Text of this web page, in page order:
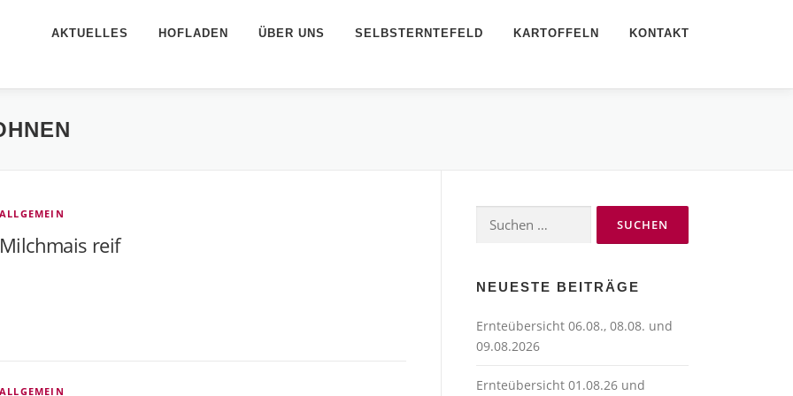
AKTUELLES HOFLADEN ÜBER UNS SELBSTERNTEFELD KARTOFFELN KONTAKT
ALLGEMEIN
Milchmais reif
ALLGEMEIN
Suchen
nach:
NEUESTE BEITRÄGE
Ernteübersicht 06.08., 08.08. und
09.08.2026
Ernteübersicht 01.08.26 und